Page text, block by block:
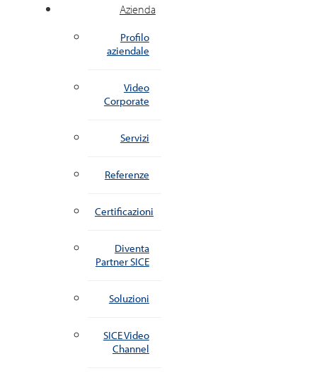
Azienda
Profilo
aziendale
Video
Corporate
Servizi
Referenze
Certificazioni
Diventa
Partner SICE
Soluzioni
SICE Video
Channel